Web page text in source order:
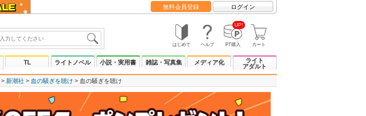
無料会員登録 ログイン
はじめて ヘルプ
UP!
PT購入 カート
TL ライトノベル 小説・実用書 雑誌・写真集 メディア化
ライト
アダルト
新潮社 血の騒ぎを聴け 血の騒ぎを聴け